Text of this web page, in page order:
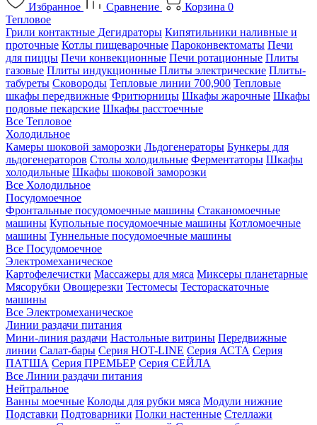
Избранное Сравнение Корзина 0
Тепловое
Грили контактные Дегидраторы Кипятильники наливные и
проточные Котлы пищеварочные Пароконвектоматы Печи
для пиццы Печи конвекционные Печи ротационные Плиты
газовые Плиты индукционные Плиты электрические Плиты-
табуреты Сковороды Тепловые линии 700,900 Тепловые
шкафы передвижные Фритюрницы Шкафы жарочные Шкафы
подовые пекарские Шкафы расстоечные
Все Тепловое
Холодильное
Камеры шоковой заморозки Льдогенераторы Бункеры для
льдогенераторов Столы холодильные Ферментаторы Шкафы
холодильные Шкафы шоковой заморозки
Все Холодильное
Посудомоечное
Фронтальные посудомоечные машины Стаканомоечные
машины Купольные посудомоечные машины Котломоечные
машины Туннельные посудомоечные машины
Все Посудомоечное
Электромеханическое
Картофелечистки Массажеры для мяса Миксеры планетарные
Мясорубки Овощерезки Тестомесы Тестораскаточные
машины
Все Электромеханическое
Линии раздачи питания
Мини-линия раздачи Настольные витрины Передвижные
линии Салат-бары Серия HOT-LINE Серия АСТА Серия
ПАТША Серия ПРЕМЬЕР Серия СЕЙЛА
Все Линии раздачи питания
Нейтральное
Ванны моечные Колоды для рубки мяса Модули нижние
Подставки Подтоварники Полки настенные Стеллажи